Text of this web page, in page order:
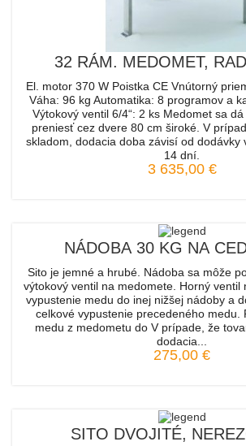
32 RÁM. MEDOMET,
El. motor 370 W Poistka CE Vnútorný
Váha: 96 kg Automatika: 8 programov a
Výtokový ventil 6/4“: 2 ks Medomet sa
preniesť cez dvere 80 cm široké. V
skladom, dodacia doba závisí od dodávky
14 dní.
3 635,00 €
NÁDOBA 30 KG NA
Sito je jemné a hrubé. Nádoba sa môže
výtokový ventil na medomete. Horný ventil
vypustenie medu do inej nižšej nádoby a
celkové vypustenie precedeného medu.
medu z medometu do V prípade, že
dodacia...
275,00 €
SITO DVOJITÉ,